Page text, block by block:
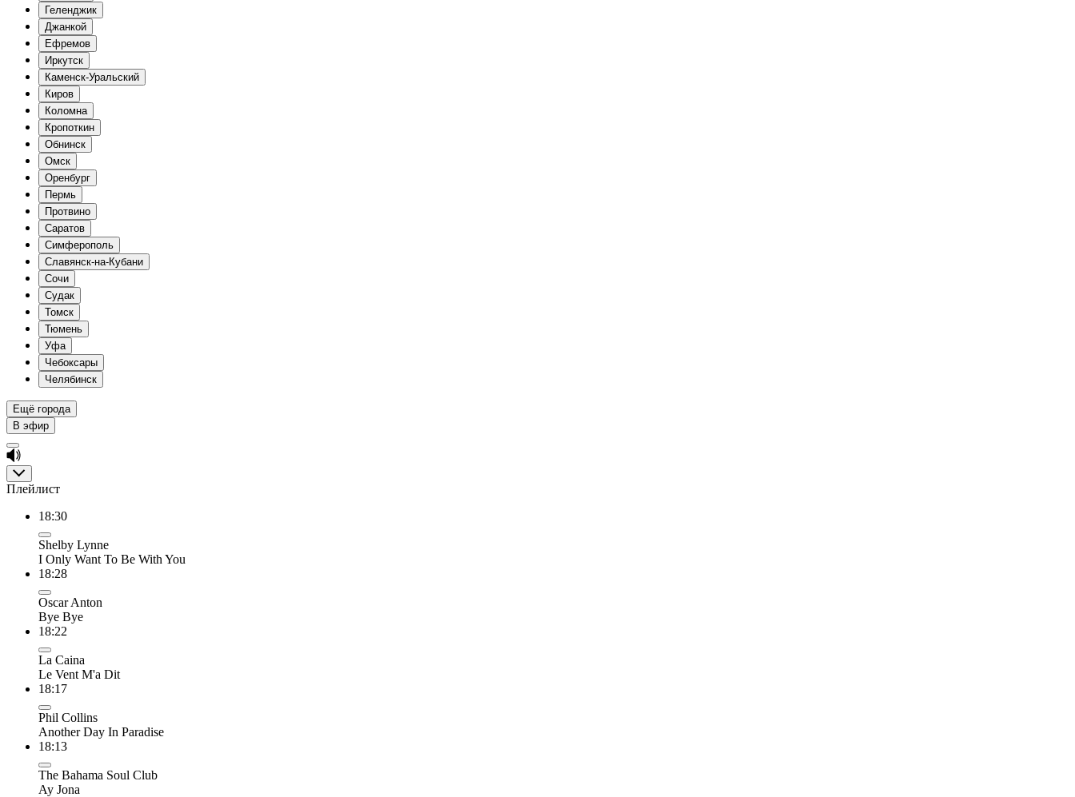
Геленджик
Джанкой
Ефремов
Иркутск
Каменск-Уральский
Киров
Коломна
Кропоткин
Обнинск
Омск
Оренбург
Пермь
Протвино
Саратов
Симферополь
Славянск-на-Кубани
Сочи
Судак
Томск
Тюмень
Уфа
Чебоксары
Челябинск
Ещё города
В эфир
Плейлист
18:30
Shelby Lynne
I Only Want To Be With You
18:28
Oscar Anton
Bye Bye
18:22
La Caina
Le Vent M'a Dit
18:17
Phil Collins
Another Day In Paradise
18:13
The Bahama Soul Club
Ay Jona